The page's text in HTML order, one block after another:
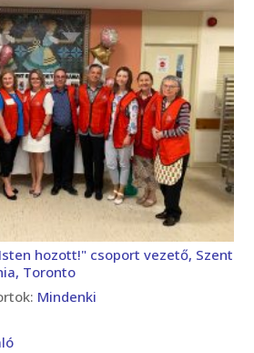
hozott!" csoport vezető, Szent
Toronto
Mindenki